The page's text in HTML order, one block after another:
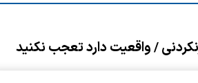
/ واقعیت دارد تعجب نکنید